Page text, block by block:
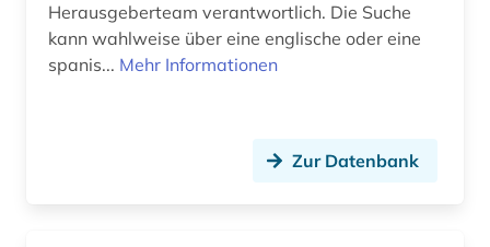
katalanien (1)
katalanisch (2)
katalonien (4)
Mittelamerika (7)
Monaco (1)
Herausgeberteam verantwortlich. Die Suche
kann wahlweise über eine englische oder eine
spanis... Mehr Informationen
Zur Datenbank